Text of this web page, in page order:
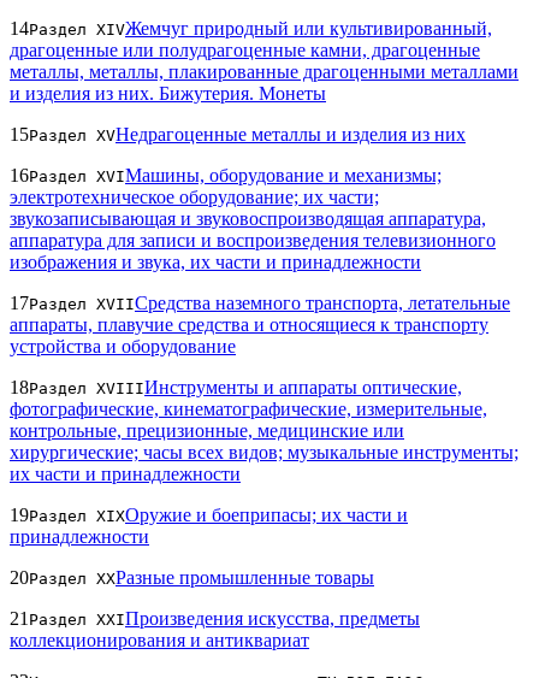
14Раздел XIVЖемчуг природный или культивированный,
драгоценные или полудрагоценные камни, драгоценные
металлы, металлы, плакированные драгоценными металлами
и изделия из них. Бижутерия. Монеты
15Раздел XVНедрагоценные металлы и изделия из них
16Раздел XVIМашины, оборудование и механизмы;
электротехническое оборудование; их части;
звукозаписывающая и звуковоспроизводящая аппаратура,
аппаратура для записи и воспроизведения телевизионного
изображения и звука, их части и принадлежности
17Раздел XVIIСредства наземного транспорта, летательные
аппараты, плавучие средства и относящиеся к транспорту
устройства и оборудование
18Раздел XVIIIИнструменты и аппараты оптические,
фотографические, кинематографические, измерительные,
контрольные, прецизионные, медицинские или
хирургические; часы всех видов; музыкальные инструменты;
их части и принадлежности
19Раздел XIXОружие и боеприпасы; их части и
принадлежности
20Раздел XXРазные промышленные товары
21 Раздел XXIПроизведения искусства, предметы
коллекционирования и антиквариат